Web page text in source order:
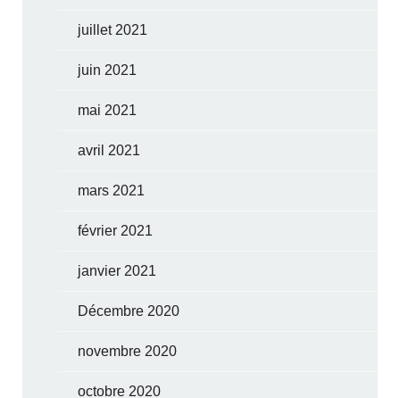
juillet 2021
juin 2021
mai 2021
avril 2021
mars 2021
février 2021
janvier 2021
Décembre 2020
novembre 2020
octobre 2020